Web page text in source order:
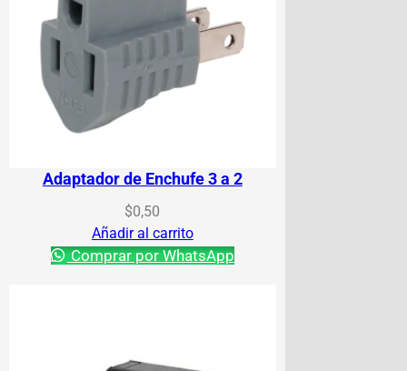
Adaptador de Enchufe 3 a 2
$0,50
Añadir al carrito
Comprar por WhatsApp